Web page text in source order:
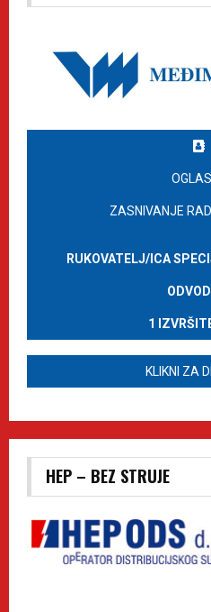
ZASNIVANJE
RUKOVATELJ/ICA
1
KLIKNI ZA
HEP – BEZ STRUJE